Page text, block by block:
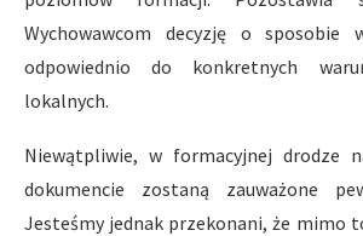
Wychowawcom decyzję o sposobie
odpowiednio do konkretnych
lokalnych.
Niewątpliwie, w formacyjnej drodze
dokumencie zostaną zauważone
Jesteśmy jednak przekonani, że mimo